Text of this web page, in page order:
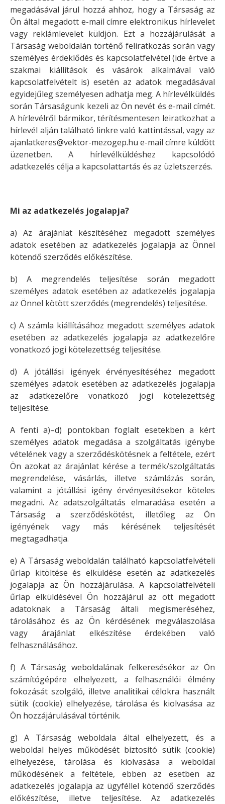
megadásával járul hozzá ahhoz, hogy a Társaság az
Ön által megadott e-mail címre elektronikus hírlevelet
vagy reklámlevelet küldjön. Ezt a hozzájárulását a
Társaság weboldalán történő feliratkozás során vagy
személyes érdeklődés és kapcsolatfelvétel (ide értve a
szakmai kiállítások és vásárok alkalmával való
kapcsolatfelvételt is) esetén az adatok megadásával
egyidejűleg személyesen adhatja meg. A hírlevélküldés
során Társaságunk kezeli az Ön nevét és e-mail címét.
A hírlevélről bármikor, térítésmentesen leiratkozhat a
hírlevél alján található linkre való kattintással, vagy az
ajanlatkeres@vektor-mezogep.hu e-mail címre küldött
üzenetben. A hírlevélküldéshez kapcsolódó
adatkezelés célja a kapcsolattartás és az üzletszerzés.
Mi az adatkezelés jogalapja?
a) Az árajánlat készítéséhez megadott személyes
adatok esetében az adatkezelés jogalapja az Önnel
kötendő szerződés előkészítése.
b) A megrendelés teljesítése során megadott
személyes adatok esetében az adatkezelés jogalapja
az Önnel kötött szerződés (megrendelés) teljesítése.
c) A számla kiállításához megadott személyes adatok
esetében az adatkezelés jogalapja az adatkezelőre
vonatkozó jogi kötelezettség teljesítése.
d) A jótállási igények érvényesítéséhez megadott
személyes adatok esetében az adatkezelés jogalapja
az adatkezelőre vonatkozó jogi kötelezettség
teljesítése.
A fenti a)–d) pontokban foglalt esetekben a kért
személyes adatok megadása a szolgáltatás igénybe
vételének vagy a szerződéskötésnek a feltétele, ezért
Ön azokat az árajánlat kérése a termék/szolgáltatás
megrendelése, vásárlás, illetve számlázás során,
valamint a jótállási igény érvényesítésekor köteles
megadni. Az adatszolgáltatás elmaradása esetén a
Társaság a szerződéskötést, illetőleg az Ön
igényének vagy más kérésének teljesítését
megtagadhatja.
e) A Társaság weboldalán található kapcsolatfelvételi
űrlap kitöltése és elküldése esetén az adatkezelés
jogalapja az Ön hozzájárulása. A kapcsolatfelvételi
űrlap elküldésével Ön hozzájárul az ott megadott
adatoknak a Társaság általi megismeréséhez,
tárolásához és az Ön kérdésének megválaszolása
vagy árajánlat elkészítése érdekében való
felhasználásához.
f) A Társaság weboldalának felkeresésékor az Ön
számítógépére elhelyezett, a felhasználói élmény
fokozását szolgáló, illetve analitikai célokra használt
sütik (cookie) elhelyezése, tárolása és kiolvasása az
Ön hozzájárulásával történik.
g) A Társaság weboldala által elhelyezett, és a
weboldal helyes működését biztosító sütik (cookie)
elhelyezése, tárolása és kiolvasása a weboldal
működésének a feltétele, ebben az esetben az
adatkezelés jogalapja az ügyféllel kötendő szerződés
előkészítése, illetve teljesítése. Az adatkezelés